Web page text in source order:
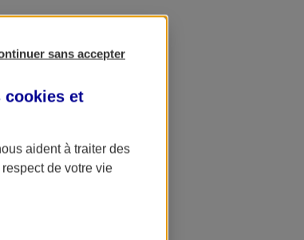
sans accepter
cookies et
aident à traiter des
de votre vie